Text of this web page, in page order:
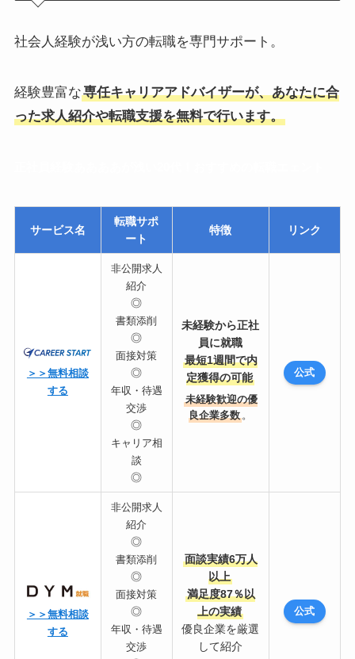
社会人経験が浅い方の転職を専門サポート。
経験豊富な専任キャリアアドバイザーが、あなたに合
った求人紹介や転職支援を無料で行います。
サービス名
転職サポ
ート
特徴 リンク
＞＞無料相談
する
非公開求人
紹介
◎
書類添削
◎
面接対策
◎
年収・待遇
交渉
◎
キャリア相
談
◎
未経験から正社
員に就職
最短1週間で内
定獲得の可能
未経験歓迎の優
良企業多数 。
公式
＞＞無料相談
する
非公開求人
紹介
◎
書類添削
◎
面接対策
◎
年収・待遇
交渉
面談実績6万人
以上
満足度87％以
上の実績
優良企業を厳選
して紹介
公式